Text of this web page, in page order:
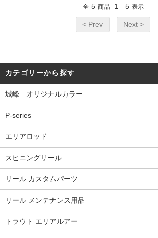
全 5 商品 1 - 5 表示
< Prev Next >
カテゴリーから探す
城峰 オリジナルカラー
P-series
エリアロッド
スピニングリール
リール カスタムパーツ
リール メンテナンス用品
トラウト エリアルアー